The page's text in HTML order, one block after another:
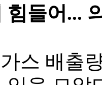
힘들어...
가스 배출